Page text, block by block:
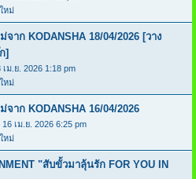
หม่
าก KODANSHA 18/04/2026 [วาง
]
เม.ย. 2026 1:18 pm
หม่
าก KODANSHA 16/04/2026
เม.ย. 2026 6:25 pm
หม่
"สับขั้วมาลุ้นรัก FOR YOU IN